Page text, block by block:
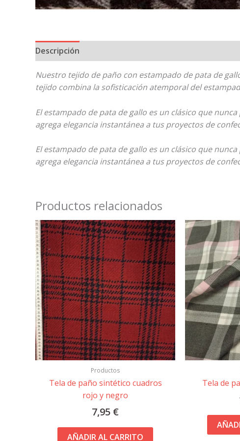
Descripción
Nuestro tejido de paño con estampado de pata de
tejido combina la sofisticación atemporal del
El estampado de pata de gallo es un clásico que
agrega elegancia instantánea a tus proyectos de
El estampado de pata de gallo es un clásico que
agrega elegancia instantánea a tus proyectos de
Productos relacionados
Productos
Tela de paño sintético cuadros
rojo y negro
7,95 €
AÑADIR AL CARRITO
Tela de